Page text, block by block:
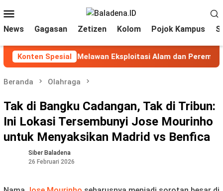
ke
kontenMobile
News Gagasan Zetizen Kolom Pojok Kampus
Konten Spesial
Ekofeminisme: Melawan Eksploitasi Alam dan Perempuan
Beranda Olahraga
Tak di Bangku Cadangan, Tak di Tribun:
Ini Lokasi Tersembunyi Jose Mourinho
untuk Menyaksikan Madrid vs Benfica
Siber Baladena
26 Februari 2026